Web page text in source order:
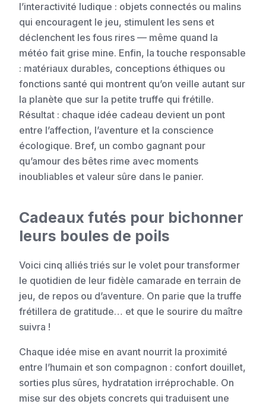
l’interactivité ludique : objets connectés ou malins
qui encouragent le jeu, stimulent les sens et
déclenchent les fous rires — même quand la
météo fait grise mine. Enfin, la touche responsable
: matériaux durables, conceptions éthiques ou
fonctions santé qui montrent qu’on veille autant sur
la planète que sur la petite truffe qui frétille.
Résultat : chaque idée cadeau devient un pont
entre l’affection, l’aventure et la conscience
écologique. Bref, un combo gagnant pour
qu’amour des bêtes rime avec moments
inoubliables et valeur sûre dans le panier.
Cadeaux futés pour bichonner
leurs boules de poils
Voici cinq alliés triés sur le volet pour transformer
le quotidien de leur fidèle camarade en terrain de
jeu, de repos ou d’aventure. On parie que la truffe
frétillera de gratitude… et que le sourire du maître
suivra !
Chaque idée mise en avant nourrit la proximité
entre l’humain et son compagnon : confort douillet,
sorties plus sûres, hydratation irréprochable. On
mise sur des objets concrets qui traduisent une